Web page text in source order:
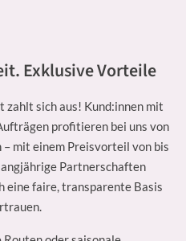
Exklusive Vorteile
zahlt sich aus! Kund:innen mit
profitieren bei uns von
mit einem Preisvorteil von bis
Partnerschaften
eine faire, transparente Basis